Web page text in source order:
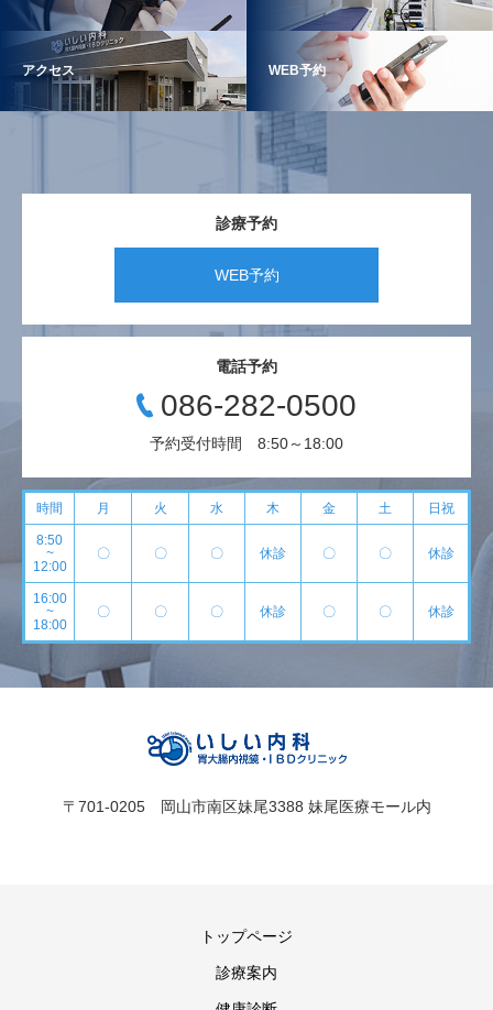
アクセス WEB予約
診療予約
WEB予約
電話予約
086-282-0500
予約受付時間 8:50～18:00
時間 月 火 水 木 金 土 日祝
8:50
~
12:00
〇 〇 〇 休診 〇 〇 休診
16:00
~
18:00
〇 〇 〇 休診 〇 〇 休診
〒701-0205 岡山市南区妹尾3388 妹尾医療モール内
トップページ
診療案内